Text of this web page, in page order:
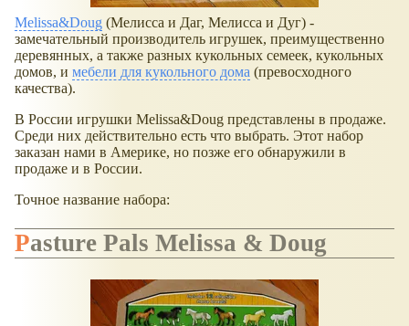
Melissa&Doug (Мелисса и Даг, Мелисса и Дуг) -
замечательный производитель игрушек, преимущественно
деревянных, а также разных кукольных семеек, кукольных
домов, и мебели для кукольного дома (превосходного
качества).
В России игрушки Melissa&Doug представлены в продаже.
Среди них действительно есть что выбрать. Этот набор
заказан нами в Америке, но позже его обнаружили в
продаже и в России.
Точное название набора:
Pasture Pals Melissa & Doug